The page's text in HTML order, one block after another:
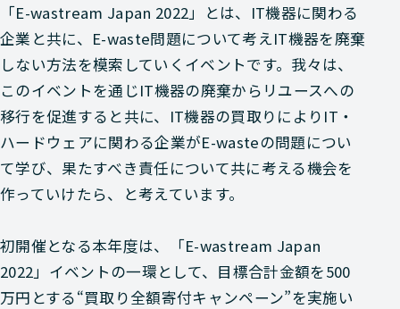
「E-wastream Japan 2022」とは、IT機器に関わる
企業と共に、E-waste問題について考えIT機器を廃棄
しない方法を模索していくイベントです。我々は、
このイベントを通じIT機器の廃棄からリユースへの
移行を促進すると共に、IT機器の買取りによりIT・
ハードウェアに関わる企業がE-wasteの問題につい
て学び、果たすべき責任について共に考える機会を
作っていけたら、と考えています。
初開催となる本年度は、「E-wastream Japan
2022」イベントの一環として、目標合計金額を500
万円とする“買取り全額寄付キャンペーン”を実施い